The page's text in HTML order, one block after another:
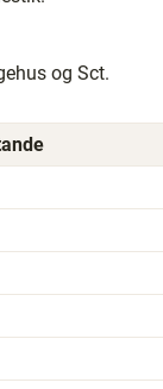
og Sct.